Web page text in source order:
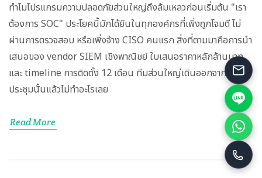
ทำไมโปรแกรมความปลอดภัยส่วนใหญ่ถึงล้มเหลวก่อนเริ่มต้น "เรา
ต้องการ SOC" ประโยคนี้มักได้ยินในทุกองค์กรที่เพิ่งถูกโจมตี ไม่
ผ่านการตรวจสอบ หรือเพิ่งจ้าง CISO คนแรก สิ่งที่ตามมาคือการนำ
เสนอของ vendor SIEM เชิงพาณิชย์ ใบเสนอราคาหลักล้านบาท
และ timeline การติดตั้ง 12 เดือน ทีมส่วนใหญ่เดินออกจากห้อง
ประชุมนั้นแล้วไม่ทำอะไรเลย
Read More